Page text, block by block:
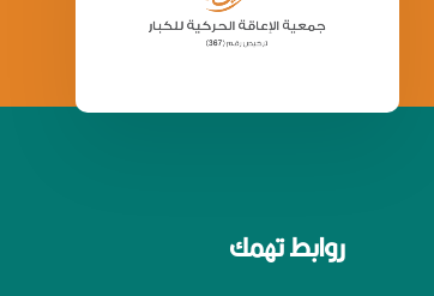
روابط تهمك